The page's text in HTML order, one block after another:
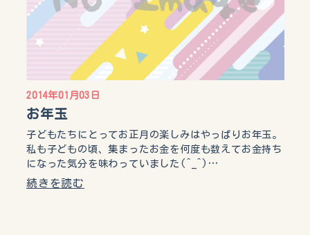
2014年01月03日
お年玉
子どもたちにとってお正月の楽しみはやっぱりお年玉。
私も子どもの頃、集まったお金を何度も数えてお金持ち
になった気分を味わっていました(^_^)…
続きを読む